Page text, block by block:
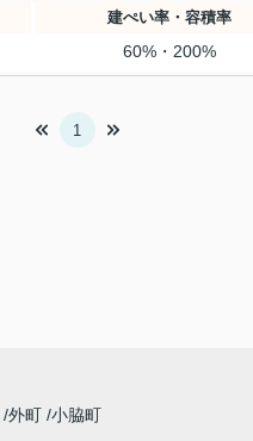
建ぺい率・容積率
60%・200%
1
外町 小脇町